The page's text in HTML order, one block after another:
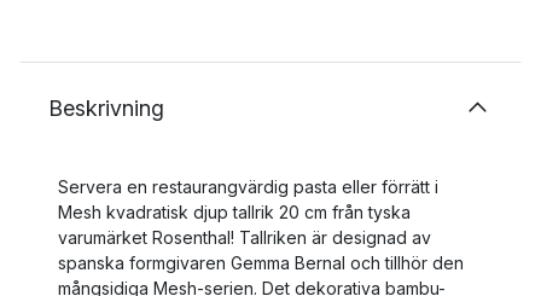
Beskrivning
Servera en restaurangvärdig pasta eller förrätt i
Mesh kvadratisk djup tallrik 20 cm från tyska
varumärket Rosenthal! Tallriken är designad av
spanska formgivaren Gemma Bernal och tillhör den
mångsidiga Mesh-serien. Det dekorativa bambu-